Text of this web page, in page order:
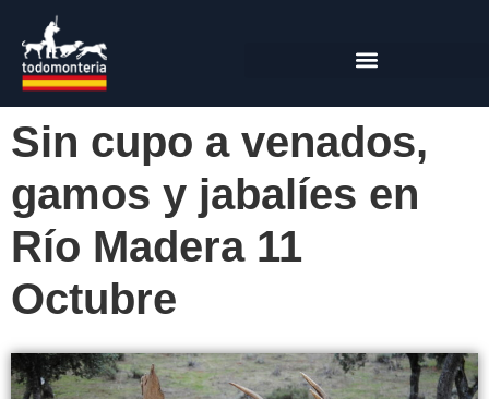
Sin cupo a venados,
gamos y jabalíes en
Río Madera 11
Octubre